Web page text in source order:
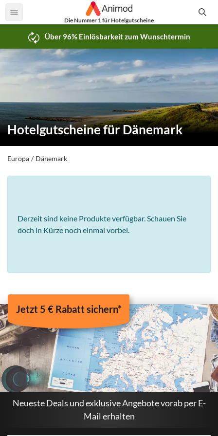
Die Nummer 1 für Hotelgutscheine
Über 96% Einlösbarkeit zum Wunschtermin
Hotelgutscheine für Dänemark
Europa Dänemark
Derzeit sind keine Produkte verfügbar. Schauen Sie
doch in Kürze noch einmal vorbei.
Jetzt 5 € Rabatt sichern*
Neueste Deals und exklusive Angebote vorab per E-
Mail erhalten